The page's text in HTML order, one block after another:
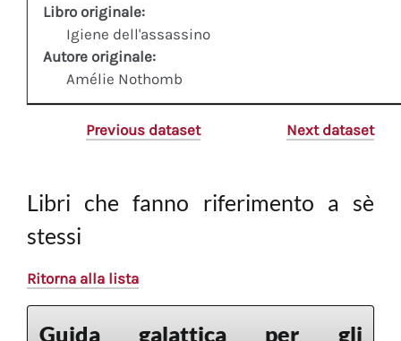
Libro originale:
Igiene dell'assassino
Autore originale:
Amélie Nothomb
Previous dataset Next dataset
Libri che fanno riferimento a sè
stessi
Ritorna alla lista
Guida galattica per gli